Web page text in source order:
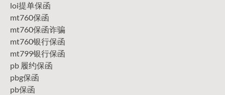
loi提单保函
mt760保函
mt760保函诈骗
mt760银行保函
mt799银行保函
pb 履约保函
pbg保函
pb保函